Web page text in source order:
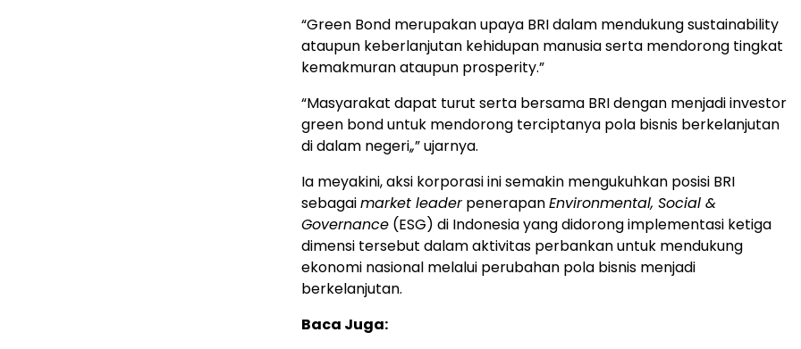
“Green Bond merupakan upaya BRI dalam mendukung sustainability
ataupun keberlanjutan kehidupan manusia serta mendorong tingkat
kemakmuran ataupun prosperity.”
“Masyarakat dapat turut serta bersama BRI dengan menjadi investor
green bond untuk mendorong terciptanya pola bisnis berkelanjutan
di dalam negeri,,” ujarnya.
Ia meyakini, aksi korporasi ini semakin mengukuhkan posisi BRI
sebagaimarket leaderpenerapanEnvironmental, Social &
Governance (ESG) di Indonesia yang didorong implementasi ketiga
dimensi tersebut dalam aktivitas perbankan untuk mendukung
ekonomi nasional melalui perubahan pola bisnis menjadi
berkelanjutan.
Baca Juga: